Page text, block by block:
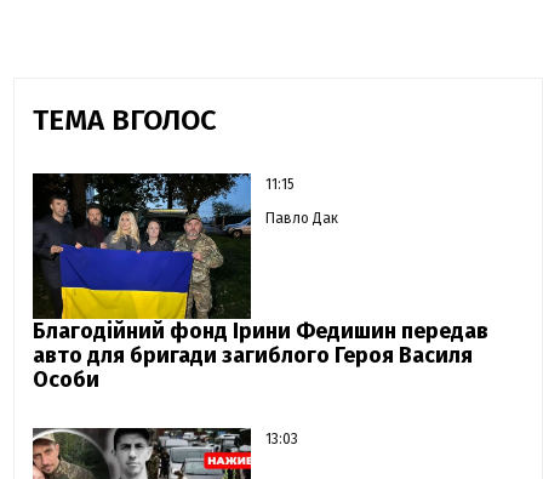
ТЕМА ВГОЛОС
11:15
Павло Дак
Благодійний фонд Ірини Федишин передав
авто для бригади загиблого Героя Василя
Особи
13:03